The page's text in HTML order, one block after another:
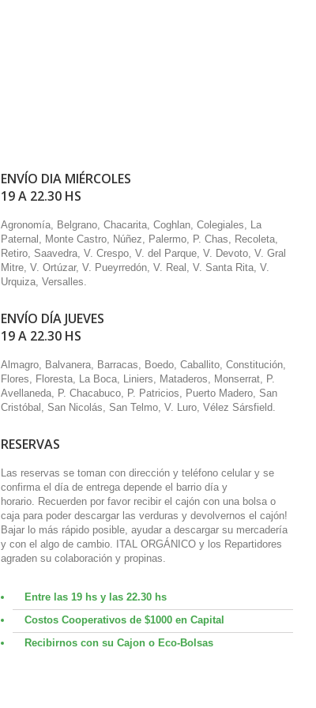
ENVÍO DIA MIÉRCOLES
19 A 22.30 HS
Agronomía, Belgrano, Chacarita, Coghlan, Colegiales, La
Paternal, Monte Castro, Núñez, Palermo, P. Chas, Recoleta,
Retiro, Saavedra, V. Crespo, V. del Parque, V. Devoto, V. Gral
Mitre, V. Ortúzar, V. Pueyrredón, V. Real, V. Santa Rita, V.
Urquiza, Versalles.
ENVÍO DÍA JUEVES
19 A 22.30 HS
Almagro, Balvanera, Barracas, Boedo, Caballito, Constitución,
Flores, Floresta, La Boca, Liniers, Mataderos, Monserrat, P.
Avellaneda, P. Chacabuco, P. Patricios, Puerto Madero, San
Cristóbal, San Nicolás, San Telmo, V. Luro, Vélez Sársfield.
RESERVAS
Las reservas se toman con dirección y teléfono celular y se
confirma el día de entrega depende el barrio día y
horario. Recuerden por favor recibir el cajón con una bolsa o
caja para poder descargar las verduras y devolvernos el cajón!
Bajar lo más rápido posible, ayudar a descargar su mercadería
y con el algo de cambio. ITAL ORGÁNICO y los Repartidores
agraden su colaboración y propinas.
Entre las 19 hs y las 22.30 hs
Costos Cooperativos de $1000 en Capital
Recibirnos con su Cajon o Eco-Bolsas